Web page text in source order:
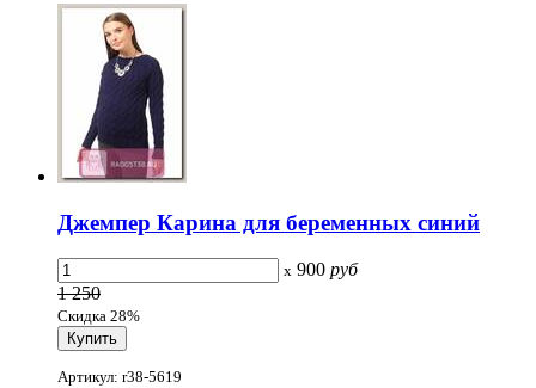
Джемпер Карина для беременных синий
x 900 руб
1 250
Скидка 28%
Артикул: r38-5619